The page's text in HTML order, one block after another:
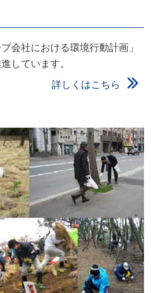
会社における環境行動計画」
しています。
詳しくはこちら